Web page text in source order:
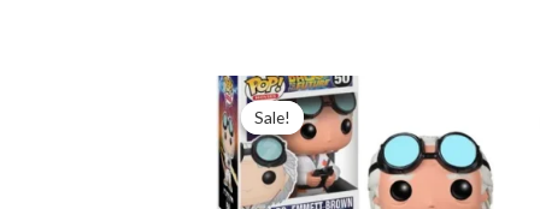
Sale!
Sale!
Pierwotna
cena
wynosiła:
248,03 zł.
wynosi:
190,79 zł.